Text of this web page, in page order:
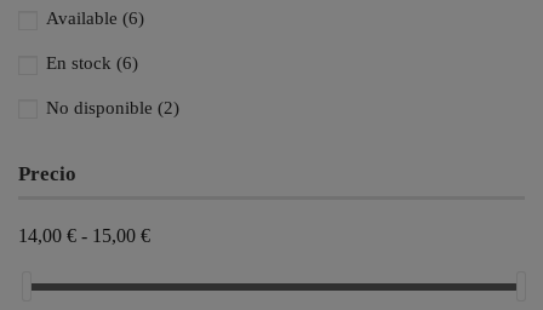
Black/Orange
Black/Pink(5)
Yellow(3)
White(3)
Available (6)
En stock (6)
No disponible (2)
Precio
14,00 € - 15,00 €